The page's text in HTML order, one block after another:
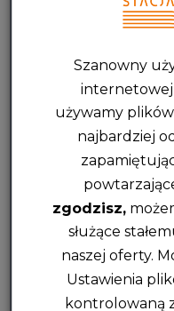
O nietypowych
Aktywnych
Wszystkie
nich nie może
Szanowny
internetowej
używamy
najbardziej
zgodzisz,
służące
naszej oferty.
Ustawienia
kontrolowaną